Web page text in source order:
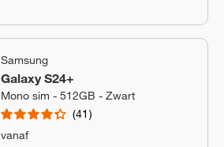
Samsung
Galaxy S24+
Mono sim - 512GB - Zwart
41
vanaf